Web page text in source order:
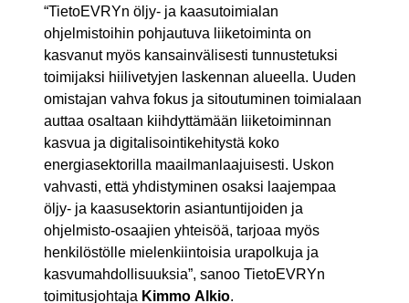
“TietoEVRYn öljy- ja kaasutoimialan
ohjelmistoihin pohjautuva liiketoiminta on
kasvanut myös kansainvälisesti tunnustetuksi
toimijaksi hiilivetyjen laskennan alueella. Uuden
omistajan vahva fokus ja sitoutuminen toimialaan
auttaa osaltaan kiihdyttämään liiketoiminnan
kasvua ja digitalisointikehitystä koko
energiasektorilla maailmanlaajuisesti. Uskon
vahvasti, että yhdistyminen osaksi laajempaa
öljy- ja kaasusektorin asiantuntijoiden ja
ohjelmisto-osaajien yhteisöä, tarjoaa myös
henkilöstölle mielenkiintoisia urapolkuja ja
kasvumahdollisuuksia”, sanoo TietoEVRYn
toimitusjohtaja Kimmo Alkio.